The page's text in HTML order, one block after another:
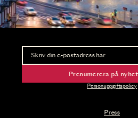
Press
Nyhetsbrev
Ta del av
Prenumerera på
Personuppgiftspolicy